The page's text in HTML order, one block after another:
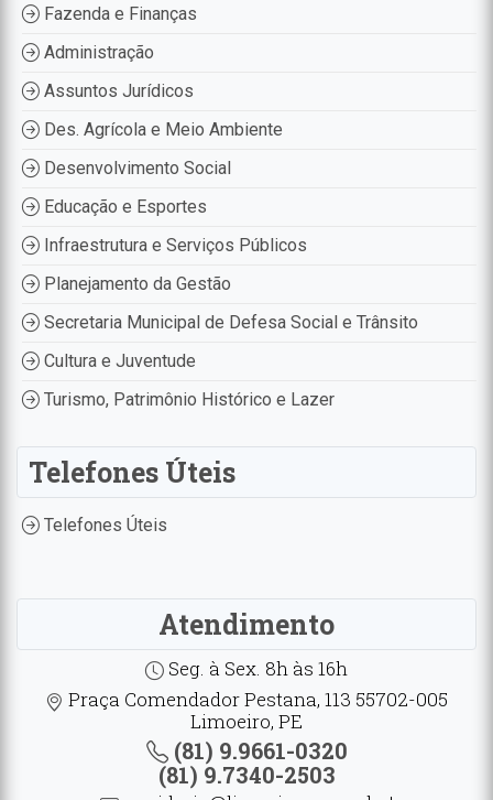
Fazenda e Finanças
Administração
Assuntos Jurídicos
Des. Agrícola e Meio Ambiente
Desenvolvimento Social
Educação e Esportes
Infraestrutura e Serviços Públicos
Planejamento da Gestão
Secretaria Municipal de Defesa Social e Trânsito
Cultura e Juventude
Turismo, Patrimônio Histórico e Lazer
Telefones Úteis
Telefones Úteis
Atendimento
Seg. à Sex. 8h às 16h
Praça Comendador Pestana, 113 55702-005
Limoeiro, PE
(81) 9.9661-0320
(81) 9.7340-2503